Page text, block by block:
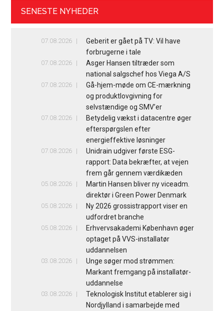
SENESTE NYHEDER
07.08.2026
Geberit er gået på TV: Vil have
forbrugerne i tale
07.08.2026
Asger Hansen tiltræder som
national salgschef hos Viega A/S
07.08.2026
Gå-hjem-møde om CE-mærkning
og produktlovgivning for
selvstændige og SMV’er
07.08.2026
Betydelig vækst i datacentre øger
efterspørgslen efter
energieffektive løsninger
07.08.2026
Unidrain udgiver første ESG-
rapport: Data bekræfter, at vejen
frem går gennem værdikæden
05.08.2026
Martin Hansen bliver ny viceadm.
direktør i Green Power Denmark
05.08.2026
Ny 2026 grossistrapport viser en
udfordret branche
05.08.2026
Erhvervsakademi København øger
optaget på VVS-installatør
uddannelsen
03.08.2026
Unge søger mod strømmen:
Markant fremgang på installatør-
uddannelse
03.08.2026
Teknologisk Institut etablerer sig i
Nordjylland i samarbejde med